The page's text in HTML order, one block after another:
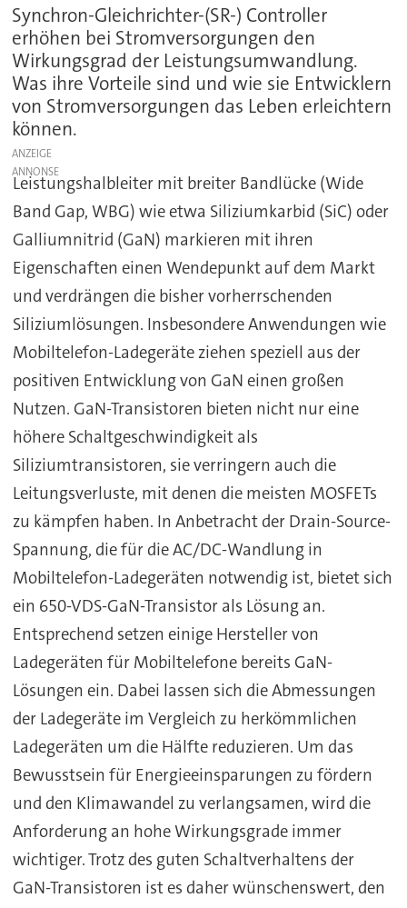
Synchron-Gleichrichter-(SR-) Controller
erhöhen bei Stromversorgungen den
Wirkungsgrad der Leistungsumwandlung.
Was ihre Vorteile sind und wie sie Entwicklern
von Stromversorgungen das Leben erleichtern
können.
ANZEIGE
Leistungshalbleiter mit breiter Bandlücke (Wide
Band Gap, WBG) wie etwa Siliziumkarbid (SiC) oder
Galliumnitrid (GaN) markieren mit ihren
Eigenschaften einen Wendepunkt auf dem Markt
und verdrängen die bisher vorherrschenden
Siliziumlösungen. Insbesondere Anwendungen wie
Mobiltelefon-Ladegeräte ziehen speziell aus der
positiven Entwicklung von GaN einen großen
Nutzen. GaN-Transistoren bieten nicht nur eine
höhere Schaltgeschwindigkeit als
Siliziumtransistoren, sie verringern auch die
Leitungsverluste, mit denen die meisten MOSFETs
zu kämpfen haben. In Anbetracht der Drain-Source-
Spannung, die für die AC/DC-Wandlung in
Mobiltelefon-Ladegeräten notwendig ist, bietet sich
ein 650-VDS-GaN-Transistor als Lösung an.
Entsprechend setzen einige Hersteller von
Ladegeräten für Mobiltelefone bereits GaN-
Lösungen ein. Dabei lassen sich die Abmessungen
der Ladegeräte im Vergleich zu herkömmlichen
Ladegeräten um die Hälfte reduzieren. Um das
Bewusstsein für Energieeinsparungen zu fördern
und den Klimawandel zu verlangsamen, wird die
Anforderung an hohe Wirkungsgrade immer
wichtiger. Trotz des guten Schaltverhaltens der
GaN-Transistoren ist es daher wünschenswert, den